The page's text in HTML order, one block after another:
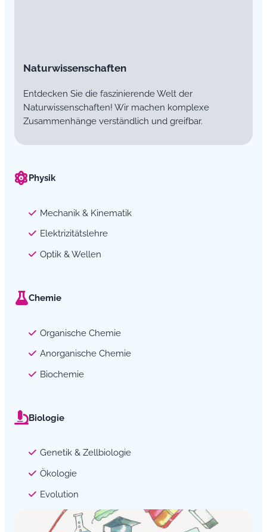
Naturwissenschaften
Entdecken Sie die faszinierende Welt der
Naturwissenschaften! Wir machen komplexe
Zusammenhänge verständlich und greifbar.
Physik
Mechanik & Kinematik
Elektrizitätslehre
Optik & Wellen
Chemie
Organische Chemie
Anorganische Chemie
Biochemie
Biologie
Genetik & Zellbiologie
Ökologie
Evolution